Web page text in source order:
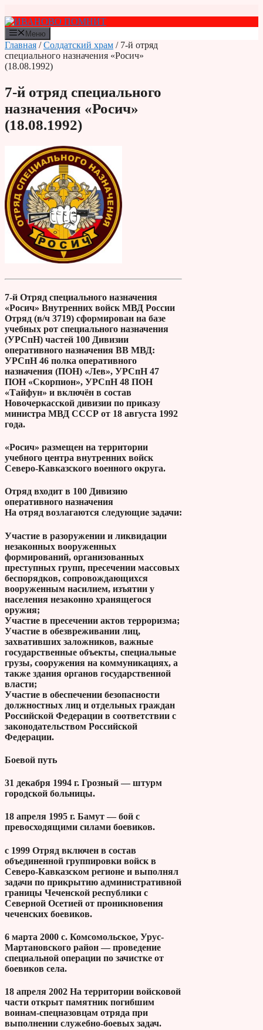
к
содержимому
Меню
Главная /Солдатский храм / 7-й отряд
специального назначения «Росич»
(18.08.1992)
7-й отряд специального
назначения «Росич»
(18.08.1992)
7-й Отряд специального назначения
«Росич» Внутренних войск МВД России
Отряд (в/ч 3719) сформирован на базе
учебных рот специального назначения
(УРСпН) частей 100 Дивизии
оперативного назначения ВВ МВД:
УРСпН 46 полка оперативного
назначения (ПОН) «Лев», УРСпН 47
ПОН «Скорпион», УРСпН 48 ПОН
«Тайфун» и включён в состав
Новочеркасской дивизии по приказу
министра МВД СССР от 18 августа 1992
года.
«Росич» размещен на территории
учебного центра внутренних войск
Северо-Кавказского военного округа.
Отряд входит в 100 Дивизию
оперативного назначения
На отряд возлагаются следующие задачи:
Участие в разоружении и ликвидации
незаконных вооруженных
формирований, организованных
преступных групп, пресечении массовых
беспорядков, сопровождающихся
вооруженным насилием, изъятии у
населения незаконно хранящегося
оружия;
Участие в пресечении актов терроризма;
Участие в обезвреживании лиц,
захвативших заложников, важные
государственные объекты, специальные
грузы, сооружения на коммуникациях, а
также здания органов государственной
власти;
Участие в обеспечении безопасности
должностных лиц и отдельных граждан
Российской Федерации в соответствии с
законодательством Российской
Федерации.
Боевой путь
31 декабря 1994 г. Грозный — штурм
городской больницы.
18 апреля 1995 г. Бамут — бой с
превосходящими силами боевиков.
с 1999 Отряд включен в состав
объединенной группировки войск в
Северо-Кавказском регионе и выполнял
задачи по прикрытию административной
границы Чеченской республики с
Северной Осетией от проникновения
чеченских боевиков.
6 марта 2000 с. Комсомольское, Урус-
Мартановского район — проведение
специальной операции по зачистке от
боевиков села.
18 апреля 2002 На территории войсковой
части открыт памятник погибшим
воинам-спецназовцам отряда при
выполнении служебно-боевых задач.